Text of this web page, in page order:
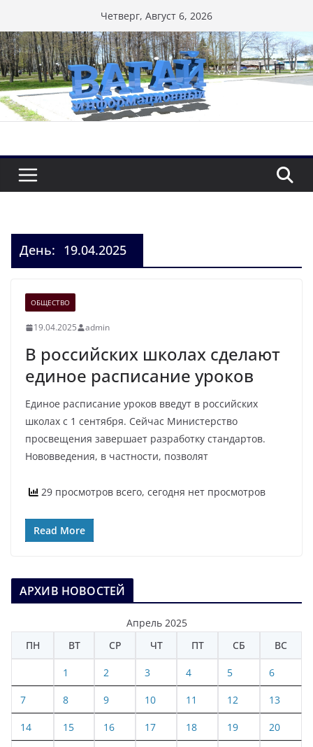
к
содержимому
Четверг, Август 6, 2026
День: 19.04.2025
ОБЩЕСТВО
19.04.2025 admin
В российских школах сделают
единое расписание уроков
Единое расписание уроков введут в российских
школах с 1 сентября. Сейчас Министерство
просвещения завершает разработку стандартов.
Нововведения, в частности, позволят
29 просмотров всего, сегодня нет просмотров
Read More
АРХИВ НОВОСТЕЙ
Апрель 2025
ПН
ВТ СР ЧТ ПТ СБ ВС
1 2 3 4 5 6
7 8 9 10 11 12 13
14 15 16 17 18 19 20